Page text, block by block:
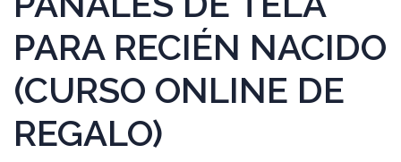
PARA RECIÉN NACIDO
(CURSO ONLINE DE
REGALO)